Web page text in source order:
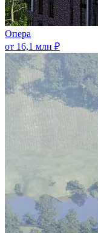
Опера
от 16,1 млн ₽